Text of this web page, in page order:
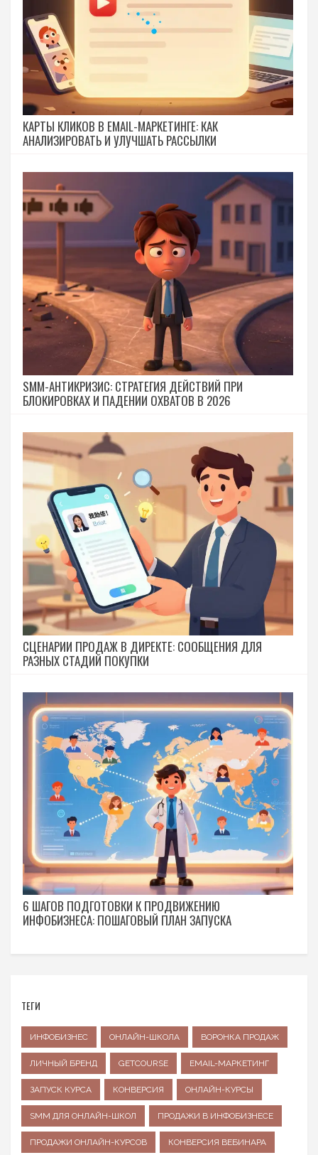
КАРТЫ КЛИКОВ В EMAIL-МАРКЕТИНГЕ: КАК
АНАЛИЗИРОВАТЬ И УЛУЧШАТЬ РАССЫЛКИ
SMM-АНТИКРИЗИС: СТРАТЕГИЯ ДЕЙСТВИЙ ПРИ
БЛОКИРОВКАХ И ПАДЕНИИ ОХВАТОВ В 2026
СЦЕНАРИИ ПРОДАЖ В ДИРЕКТЕ: СООБЩЕНИЯ ДЛЯ
РАЗНЫХ СТАДИЙ ПОКУПКИ
6 ШАГОВ ПОДГОТОВКИ К ПРОДВИЖЕНИЮ
ИНФОБИЗНЕСА: ПОШАГОВЫЙ ПЛАН ЗАПУСКА
ТЕГИ
ИНФОБИЗНЕС ОНЛАЙН-ШКОЛА ВОРОНКА ПРОДАЖ
ЛИЧНЫЙ БРЕНД GETCOURSE EMAIL-МАРКЕТИНГ
ЗАПУСК КУРСА КОНВЕРСИЯ ОНЛАЙН-КУРСЫ
SMM ДЛЯ ОНЛАЙН-ШКОЛ ПРОДАЖИ В ИНФОБИЗНЕСЕ
ПРОДАЖИ ОНЛАЙН-КУРСОВ КОНВЕРСИЯ ВЕБИНАРА